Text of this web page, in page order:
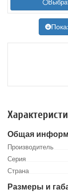
Общая
Производитель
Серия
Страна
Размеры и